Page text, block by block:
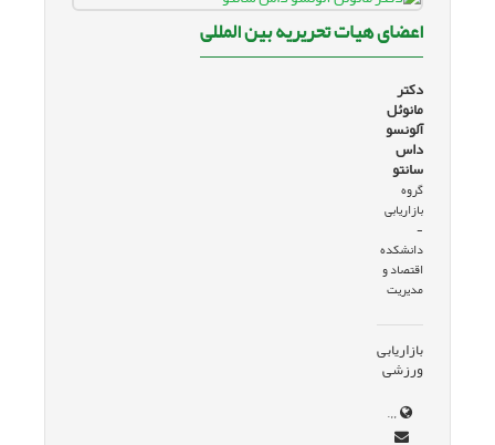
اعضای هیات تحریریه بین المللی
دکتر
مانوئل
آلونسو
داس
سانتو
گروه
بازاریابی
-
دانشکده
اقتصاد و
مدیریت
بازاریابی
ورزشی
www.profealonso.com/